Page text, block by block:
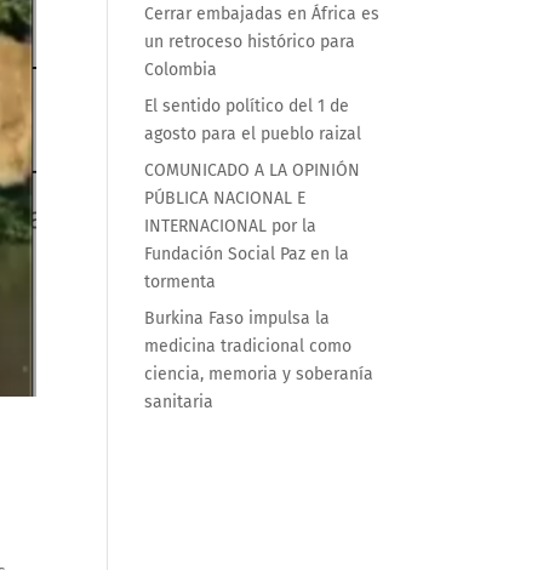
Cerrar embajadas en África es
un retroceso histórico para
Colombia
El sentido político del 1 de
agosto para el pueblo raizal
COMUNICADO A LA OPINIÓN
PÚBLICA NACIONAL E
INTERNACIONAL por la
Fundación Social Paz en la
tormenta
Burkina Faso impulsa la
medicina tradicional como
ciencia, memoria y soberanía
sanitaria